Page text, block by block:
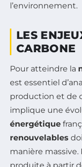
l’environnement.
LES
CARBONE
Pour atteindre la
est essentiel
production et de
implique une
énergétique
renouvelables
manière massive.